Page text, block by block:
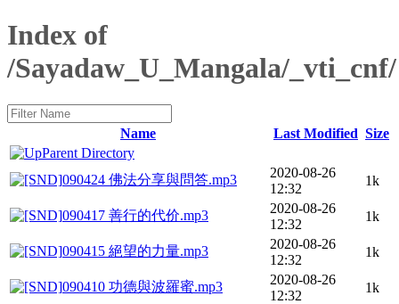
Index of
/Sayadaw_U_Mangala/_vti_cnf/
Name Last Modified Size
Parent Directory
090424 佛法分享與問答.mp3
2020-08-26
12:32
1k
090417 善行的代价.mp3
2020-08-26
12:32
1k
090415 絕望的力量.mp3
2020-08-26
12:32
1k
090410 功德與波羅蜜.mp3
2020-08-26
12:32
1k